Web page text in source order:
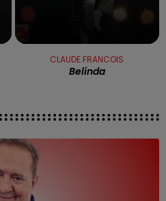
CLAUDE FRANCOIS
Belinda